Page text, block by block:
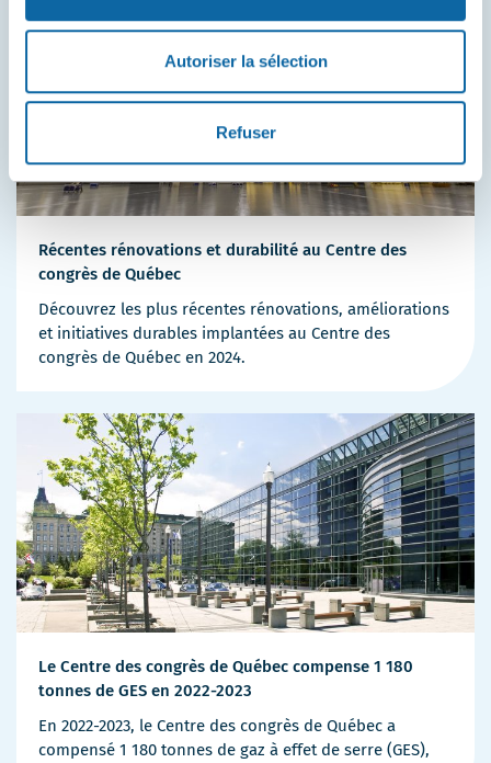
Autoriser la sélection
Refuser
Récentes rénovations et durabilité au Centre des
congrès de Québec
Découvrez les plus récentes rénovations, améliorations
et initiatives durables implantées au Centre des
congrès de Québec en 2024.
Le Centre des congrès de Québec compense 1 180
tonnes de GES en 2022-2023
En 2022-2023, le Centre des congrès de Québec a
compensé 1 180 tonnes de gaz à effet de serre (GES),